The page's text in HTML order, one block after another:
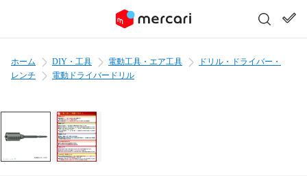
ホーム DIY・工具 電動工具・エア工具
ドリル・ドライバー・
レンチ
電動ドライバードリル